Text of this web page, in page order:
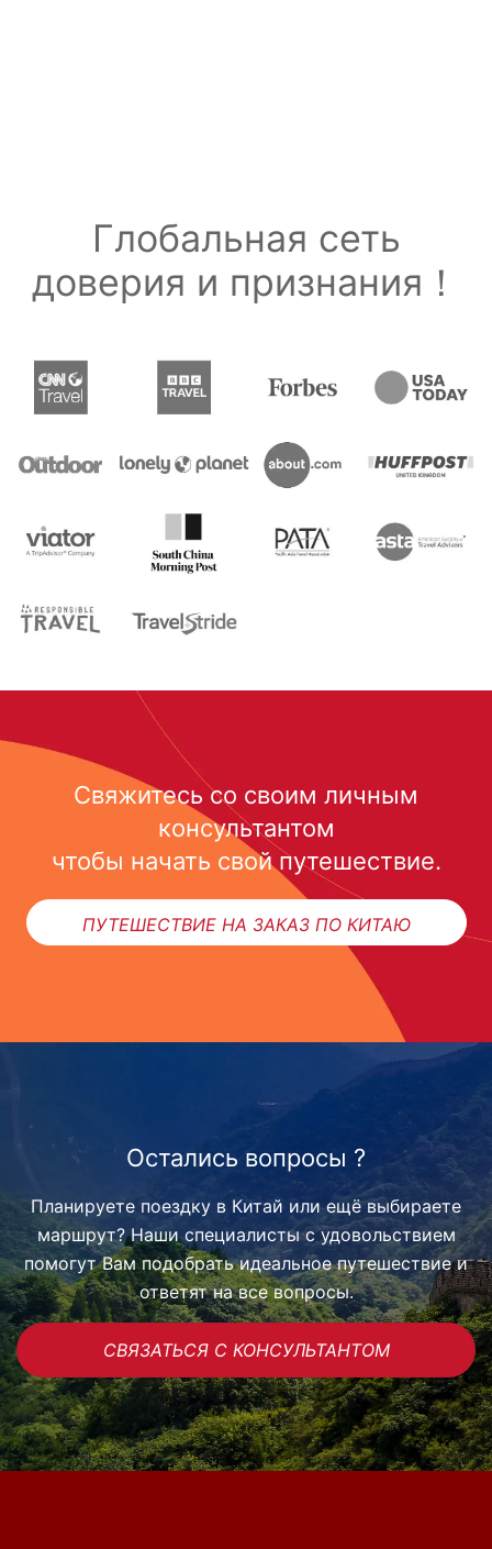
Глобальная сеть
доверия и признания！
Свяжитесь со своим личным
консультантом
чтобы начать свой путешествие.
ПУТЕШЕСТВИЕ НА ЗАКАЗ ПО КИТАЮ
Остались вопросы ?
Планируете поездку в Китай или ещё выбираете
маршрут? Наши специалисты с удовольствием
помогут Вам подобрать идеальное путешествие и
ответят на все вопросы.
СВЯЗАТЬСЯ С КОНСУЛЬТАНТОМ